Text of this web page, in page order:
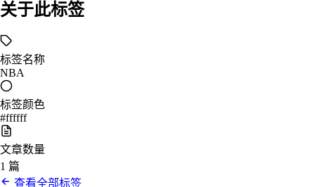
关于此标签
标签名称
NBA
标签颜色
#ffffff
文章数量
1 篇
查看全部标签